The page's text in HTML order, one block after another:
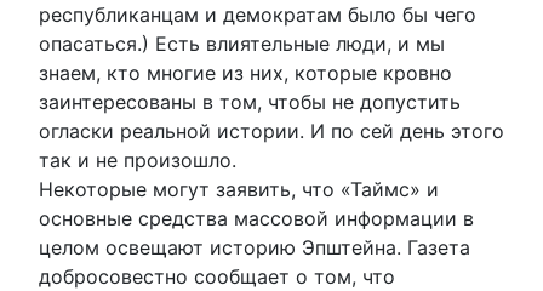
республиканцам и демократам было бы чего
опасаться.) Есть влиятельные люди, и мы
знаем, кто многие из них, которые кровно
заинтересованы в том, чтобы не допустить
огласки реальной истории. И по сей день этого
так и не произошло.
Некоторые могут заявить, что «Таймс» и
основные средства массовой информации в
целом освещают историю Эпштейна. Газета
добросовестно сообщает о том, что